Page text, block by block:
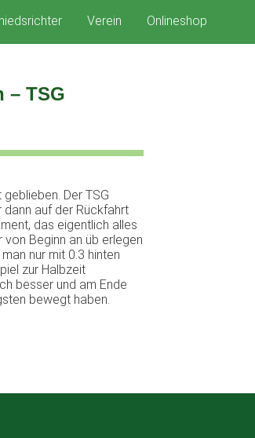
Verein Onlineshop
– TSG
Der TSG
dann auf der Rückfahrt
das eigentlich alles
Beginn an üb erlegen
nur mit 0:3 hinten
zur Halbzeit
besser und am Ende
bewegt haben.